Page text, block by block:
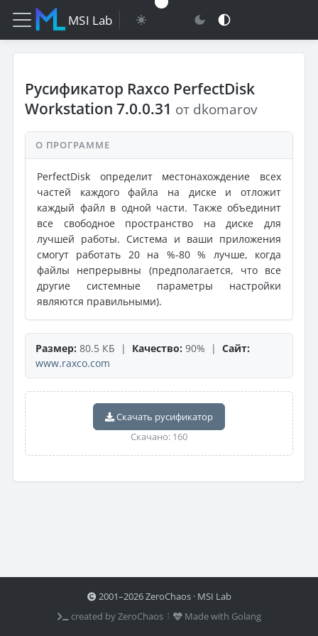
MSI Lab
Русификатор Raxco PerfectDisk
Workstation 7.0.0.31 от dkomarov
О ПРОГРАММЕ
PerfectDisk определит местонахождение всех
частей каждого файла на диске и отложит
каждый файл в одной части. Также объединит
все свободное пространство на диске для
лучшей работы. Система и ваши приложения
смогут работать 20 на %-80 % лучше, когда
файлы непрерывны (предполагается, что все
другие системные параметры настройки
являются правильными).
Размер: 80.5 КБ | Качество: 90% | Сайт:
www.raxco.com
Скачать русификатор
Скачано: 160
2001–2026 ZeroChaos · MSI Lab
created by ZeroChaos ⦙
Made with Golang